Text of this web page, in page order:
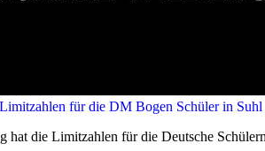
für die DM Bogen Schüler in
hat die Limitzahlen für die Deutsche